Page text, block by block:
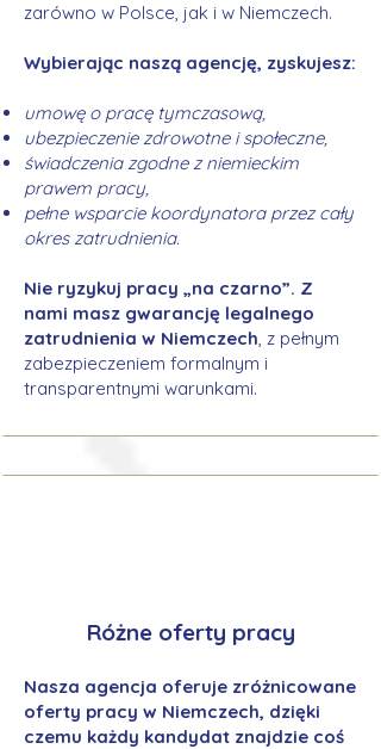
zarówno w Polsce, jak i w Niemczech.
Wybierając naszą agencję, zyskujesz:
umowę o pracę tymczasową,
ubezpieczenie zdrowotne i społeczne,
świadczenia zgodne z niemieckim
prawem pracy,
pełne wsparcie koordynatora przez cały
okres zatrudnienia.
Nie ryzykuj pracy „na czarno”. Z
nami masz gwarancję legalnego
zatrudnienia w Niemczech, z pełnym
zabezpieczeniem formalnym i
transparentnymi warunkami.
Różne oferty pracy
Nasza agencja oferuje zróżnicowane
oferty pracy w Niemczech, dzięki
czemu każdy kandydat znajdzie coś